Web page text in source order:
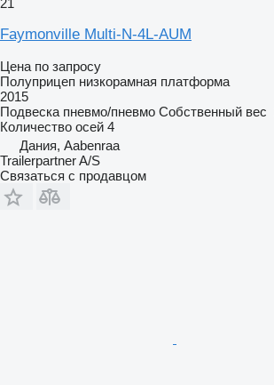
Faymonville Multi-N-4L-AUM
Цена по запросу
Полуприцеп низкорамная платформа
2015
Подвеска пневмо/пневмо Собственный вес
Количество осей 4
Дания, Aabenraa
Trailerpartner A/S
Связаться с продавцом